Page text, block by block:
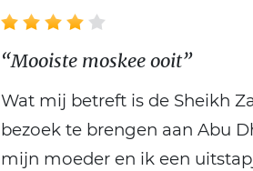
“Mooiste moskee ooit”
Wat mij betreft is de Sheikh
bezoek te brengen aan Abu
mijn moeder en ik een